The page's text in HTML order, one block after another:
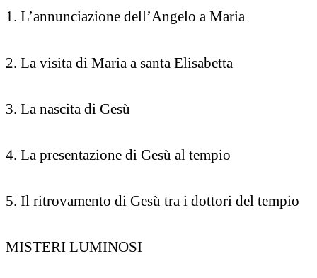
1. L’annunciazione dell’Angelo a Maria
2. La visita di Maria a santa Elisabetta
3. La nascita di Gesù
4. La presentazione di Gesù al tempio
5. Il ritrovamento di Gesù tra i dottori del tempio
MISTERI LUMINOSI